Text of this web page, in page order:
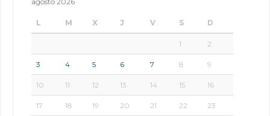
L M X J V S D
1 2
3 4 5 6 7 8 9
10 11 12 13 14 15 16
17 18 19 20 21 22 23